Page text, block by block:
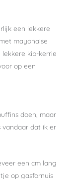
een lekkere
mayonaise
kip-kerrie
op een
doen, maar
vandaar dat ik er
een cm lang
op gasfornuis